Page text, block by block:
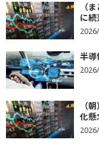
（
に
半導
（
化懸